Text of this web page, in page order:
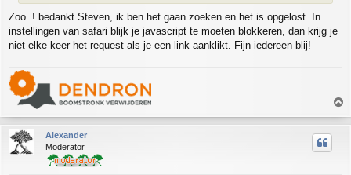
Zoo..! bedankt Steven, ik ben het gaan zoeken en het is opgelost. In
instellingen van safari blijk je javascript te moeten blokkeren, dan krijg je
niet elke keer het request als je een link aanklikt. Fijn iedereen blij!
o
p
Alexander
Moderator